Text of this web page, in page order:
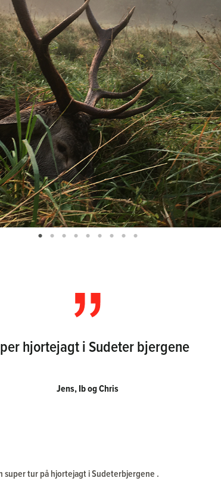
hjortejagt i Sudeter bjergene
Jens, Ib og Chris
super tur på hjortejagt i Sudeterbjergene .